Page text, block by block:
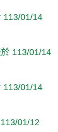
113/01/14
113/01/14
113/01/14
01/12